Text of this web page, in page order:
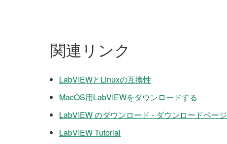
関連リンク
LabVIEWとLinuxの互換性
MacOS用LabVIEWをダウンロードする
LabVIEW のダウンロード - ダウンロードページ
LabVIEW Tutorial